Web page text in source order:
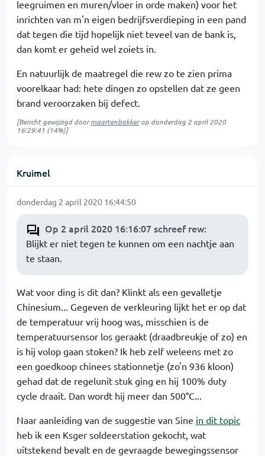
leegruimen en muren/vloer in orde maken) voor het
inrichten van m'n eigen bedrijfsverdieping in een pand
dat tegen die tijd hopelijk niet teveel van de bank is,
dan komt er geheid wel zoiets in.
En natuurlijk de maatregel die rew zo te zien prima
voorelkaar had: hete dingen zo opstellen dat ze geen
brand veroorzaken bij defect.
[Bericht gewijzigd doormaartenbakkerop donderdag 2 april 2020
16:29:41 (14%)]
Kruimel
donderdag 2 april 2020 16:44:50
Op 2 april 2020 16:16:07 schreef rew:
Blijkt er niet tegen te kunnen om een nachtje aan
te staan.
Wat voor ding is dit dan? Klinkt als een gevalletje
Chinesium... Gegeven de verkleuring lijkt het er op dat
de temperatuur vrij hoog was, misschien is de
temperatuursensor los geraakt (draadbreukje of zo) en
is hij volop gaan stoken? Ik heb zelf weleens met zo
een goedkoop chinees stationnetje (zo'n 936 kloon)
gehad dat de regelunit stuk ging en hij 100% duty
cycle draait. Dan wordt hij meer dan 500°C...
Naar aanleiding van de suggestie van Sine in dit topic
heb ik een Ksger soldeerstation gekocht, wat
uitstekend bevalt en de gevraagde bewegingssensor